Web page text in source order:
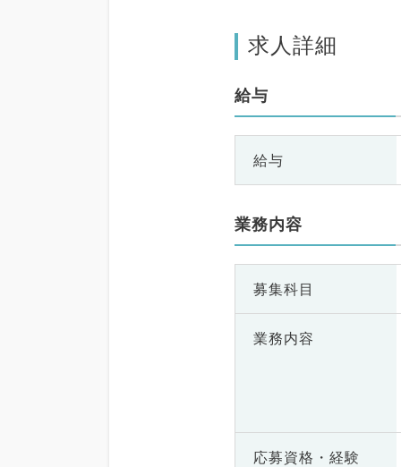
求人詳細
給与
給与
業務内容
募集科目
業務内容
応募資格・ 経験